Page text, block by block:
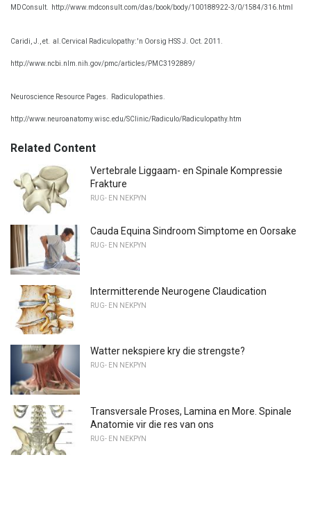
MDConsult. http://www.mdconsult.com/das/book/body/100188922-3/0/1584/316.html
Caridi, J., et. al.Cervical Radiculopathy: 'n Oorsig HSS J. Oct. 2011.
http://www.ncbi.nlm.nih.gov/pmc/articles/PMC3192889/
Neuroscience Resource Pages. Radiculopathies.
http://www.neuroanatomy.wisc.edu/SClinic/Radiculo/Radiculopathy.htm
Related Content
Vertebrale Liggaam- en Spinale Kompressie
Frakture
RUG- EN NEKPYN
Cauda Equina Sindroom Simptome en Oorsake
RUG- EN NEKPYN
Intermitterende Neurogene Claudication
RUG- EN NEKPYN
Watter nekspiere kry die strengste?
RUG- EN NEKPYN
Transversale Proses, Lamina en More. Spinale
Anatomie vir die res van ons
RUG- EN NEKPYN